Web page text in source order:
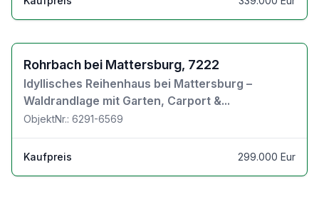
Zu den Objektdetails
Rohrbach bei Mattersburg, 7222
Idyllisches Reihenhaus bei Mattersburg –
Waldrandlage mit Garten, Carport &...
ObjektNr.: 6291-6569
Kaufpreis 299.000 Eur